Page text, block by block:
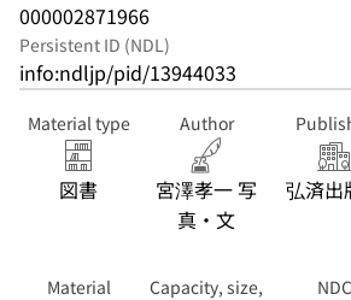
000002871966
Persistent ID (NDL)
info:ndljp/pid/13944033
Material type
図書
Author
宮澤孝一 写
真・文
弘済出
Material
Capacity, size,
NDC